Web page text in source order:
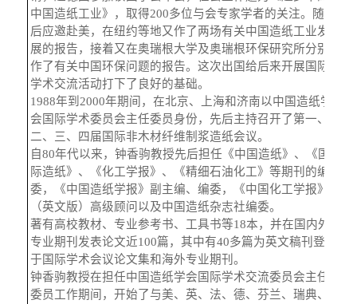
中国造纸工业》，取得200多位与会专家学者的关注。随
后应邀赴美，在纽约等地又作了两场有关中国造纸工业发
展的报告，接着又在奥瑞根大学及奥瑞根环保研究所分别
作了有关中国环保问题的报告。这次出国给后来开展国际
学术交流活动打下了良好的基础。
1988年到 2000年期间，在北京、上海和济南以中国造纸学
会国际学术委员会主任委员身份，先后主持召开了第一、
二、三、四届国际非木材纤维制浆造纸会议。
自80年代以来，钟香驹教授先后担任《中国造纸》、《国
际造纸》、《化工学报》、《精细石油化工》等期刊的编
委，《中国造纸学报》副主编、编委，《中国化工学报》
（英文版）高级顾问以及中国造纸杂志社编委。
著有高校教材、专业参考书、工具书等18本，并在国内外
专业期刊发表论文近100篇，其中有40多篇为英文稿刊登
于国际学术会议论文集和海外专业期刊。
钟香驹教授在担任中国造纸学会国际学术交流委员会主任
委员工作期间，开始了与美、英、法、德、芬兰、瑞典、